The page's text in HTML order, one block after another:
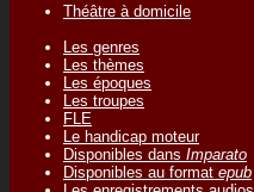
Théâtre à domicile
Les genres
Les thèmes
Les époques
Les troupes
FLE
Le handicap moteur
Disponibles dans Imparato
Disponibles au format epub